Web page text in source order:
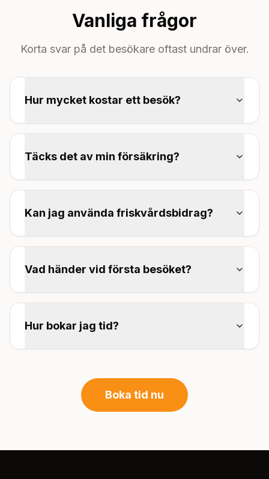
Vanliga frågor
Korta svar på det besökare oftast undrar över.
Hur mycket kostar ett besök?
Täcks det av min försäkring?
Kan jag använda friskvårdsbidrag?
Vad händer vid första besöket?
Hur bokar jag tid?
Boka tid nu